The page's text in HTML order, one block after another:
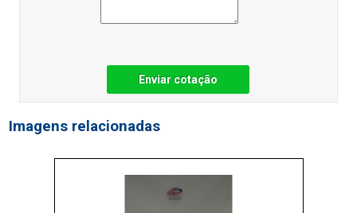
Enviar cotação
Imagens relacionadas